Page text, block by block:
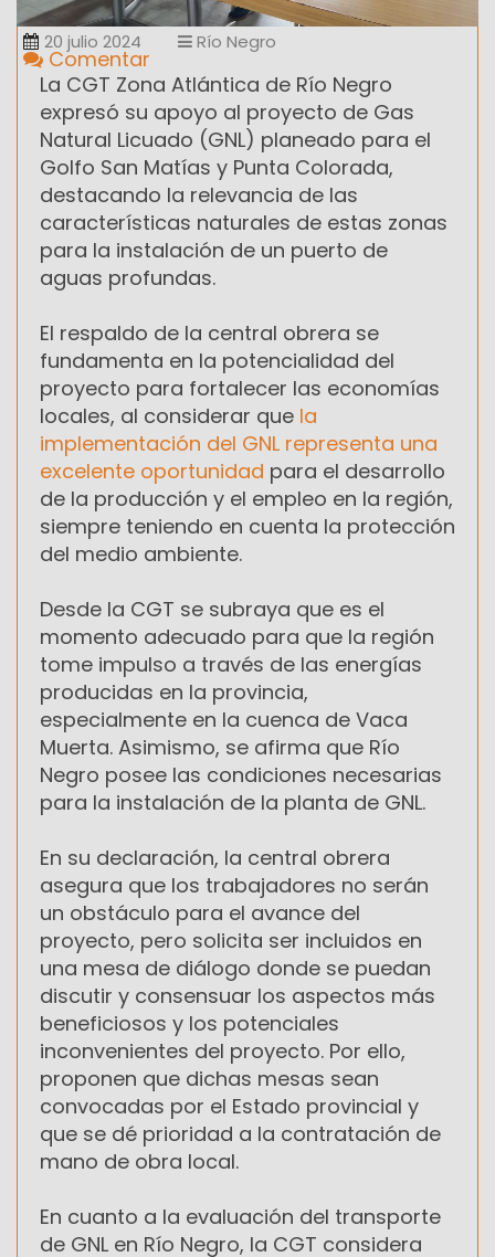
20 julio 2024 Río Negro
Comentar
La CGT Zona Atlántica de Río Negro
expresó su apoyo al proyecto de Gas
Natural Licuado (GNL) planeado para el
Golfo San Matías y Punta Colorada,
destacando la relevancia de las
características naturales de estas zonas
para la instalación de un puerto de
aguas profundas.
El respaldo de la central obrera se
fundamenta en la potencialidad del
proyecto para fortalecer las economías
locales, al considerar que la
implementación del GNL representa una
excelente oportunidad para el desarrollo
de la producción y el empleo en la región,
siempre teniendo en cuenta la protección
del medio ambiente.
Desde la CGT se subraya que es el
momento adecuado para que la región
tome impulso a través de las energías
producidas en la provincia,
especialmente en la cuenca de Vaca
Muerta. Asimismo, se afirma que Río
Negro posee las condiciones necesarias
para la instalación de la planta de GNL.
En su declaración, la central obrera
asegura que los trabajadores no serán
un obstáculo para el avance del
proyecto, pero solicita ser incluidos en
una mesa de diálogo donde se puedan
discutir y consensuar los aspectos más
beneficiosos y los potenciales
inconvenientes del proyecto. Por ello,
proponen que dichas mesas sean
convocadas por el Estado provincial y
que se dé prioridad a la contratación de
mano de obra local.
En cuanto a la evaluación del transporte
de GNL en Río Negro, la CGT considera